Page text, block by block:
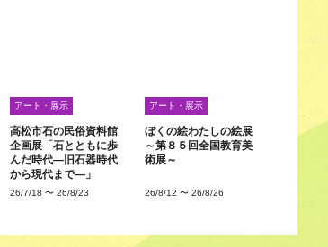
アート・展示
高松市石の民俗資料館
企画展「石とともに歩
んだ時代―旧石器時代
から現代まで―」
26/7/18 〜 26/8/23
アート・展示
ぼくの絵わたしの絵展
～第８５回全国教育美
術展～
26/8/12 〜 26/8/26